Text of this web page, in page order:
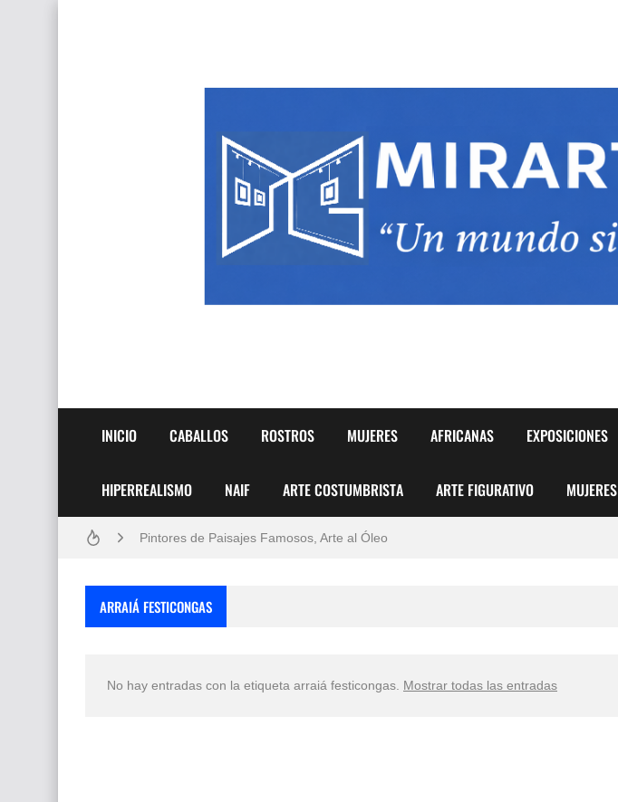
INICIO CABALLOS ROSTROS MUJERES AFRICANAS EXPOSICIONES
HIPERREALISMO NAIF ARTE COSTUMBRISTA ARTE FIGURATIVO MUJERES
Frutas y Flores Para Colorear Imágenes
Pintores de Paisajes Famosos, Arte al Óleo
ARRAIÁ FESTICONGAS
No hay entradas con la etiqueta arraiá festicongas Mostrar todas las entradas